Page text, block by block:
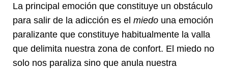
La principal emoción que constituye un obstáculo
para salir de la adicción es el miedo una emoción
paralizante que constituye habitualmente la valla
que delimita nuestra zona de confort. El miedo no
solo nos paraliza sino que anula nuestra